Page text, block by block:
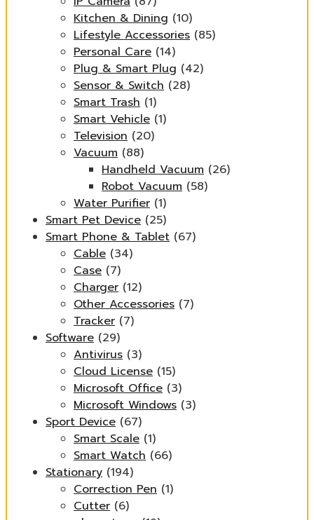
Kitchen & Dining (10)
Lifestyle Accessories (85)
Personal Care (14)
Plug & Smart Plug (42)
Sensor & Switch (28)
Smart Trash (1)
Smart Vehicle (1)
Television (20)
Vacuum (88)
Handheld Vacuum (26)
Robot Vacuum (58)
Water Purifier (1)
Smart Pet Device (25)
Smart Phone & Tablet (67)
Cable (34)
Case (7)
Charger (12)
Other Accessories (7)
Tracker (7)
Software (29)
Antivirus (3)
Cloud License (15)
Microsoft Office (3)
Microsoft Windows (3)
Sport Device (67)
Smart Scale (1)
Smart Watch (66)
Stationary (194)
Correction Pen (1)
Cutter (6)